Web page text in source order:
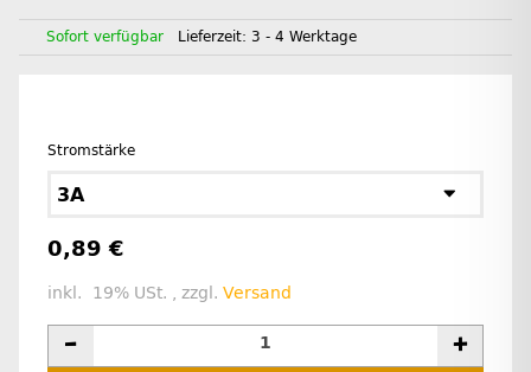
Sofort verfügbar Lieferzeit: 3 - 4 Werktage
Stromstärke
3A
0,89 €
inkl. 19% USt. , zzgl. Versand